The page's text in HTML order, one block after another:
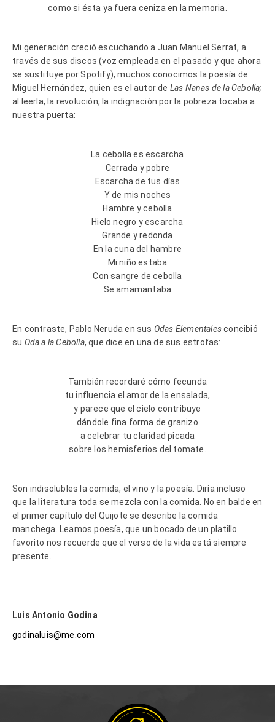
como si ésta ya fuera ceniza en la memoria.
Mi generación creció escuchando a Juan Manuel Serrat, a
través de sus discos (voz empleada en el pasado y que ahora
se sustituye por Spotify), muchos conocimos la poesía de
Miguel Hernández, quien es el autor de Las Nanas de la Cebolla;
al leerla, la revolución, la indignación por la pobreza tocaba a
nuestra puerta:
La cebolla es escarcha
Cerrada y pobre
Escarcha de tus días
Y de mis noches
Hambre y cebolla
Hielo negro y escarcha
Grande y redonda
En la cuna del hambre
Mi niño estaba
Con sangre de cebolla
Se amamantaba
En contraste, Pablo Neruda en sus Odas Elementalesconcibió
su Oda a la Cebolla, que dice en una de sus estrofas:
También recordaré cómo fecunda
tu influencia el amor de la ensalada,
y parece que el cielo contribuye
dándole fina forma de granizo
a celebrar tu claridad picada
sobre los hemisferios del tomate.
Son indisolubles la comida, el vino y la poesía. Diría incluso
que la literatura toda se mezcla con la comida. No en balde en
el primer capítulo del Quijote se describe la comida
manchega. Leamos poesía, que un bocado de un platillo
favorito nos recuerde que el verso de la vida está siempre
presente.
Luis Antonio Godina
godinaluis@me.com